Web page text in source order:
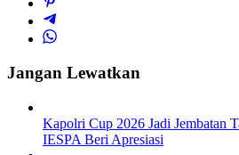
Jangan Lewatkan
Kapolri Cup 2026 Jadi Jembatan
IESPA Beri Apresiasi